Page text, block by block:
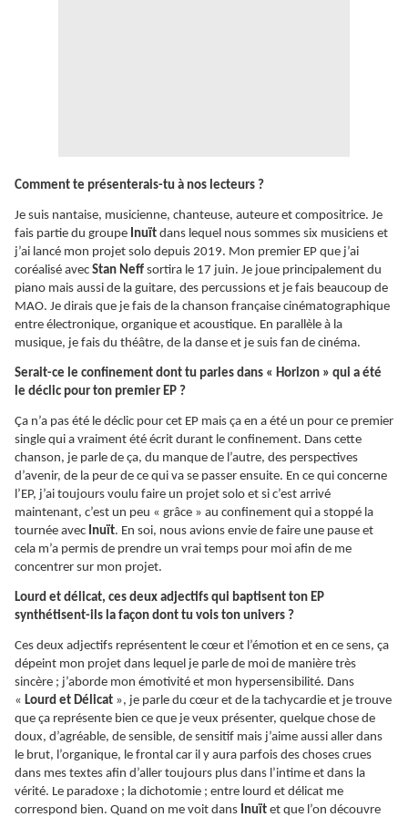
Comment te présenterais-tu à nos lecteurs ?
Je suis nantaise, musicienne, chanteuse, auteure et compositrice. Je
fais partie du groupe Inuït dans lequel nous sommes six musiciens et
j’ai lancé mon projet solo depuis 2019. Mon premier EP que j’ai
coréalisé avec Stan Neff sortira le 17 juin. Je joue principalement du
piano mais aussi de la guitare, des percussions et je fais beaucoup de
MAO. Je dirais que je fais de la chanson française cinématographique
entre électronique, organique et acoustique. En parallèle à la
musique, je fais du théâtre, de la danse et je suis fan de cinéma.
Serait-ce le confinement dont tu parles dans « Horizon » qui a été
le déclic pour ton premier EP ?
Ça n’a pas été le déclic pour cet EP mais ça en a été un pour ce premier
single qui a vraiment été écrit durant le confinement. Dans cette
chanson, je parle de ça, du manque de l’autre, des perspectives
d’avenir, de la peur de ce qui va se passer ensuite. En ce qui concerne
l’EP, j’ai toujours voulu faire un projet solo et si c’est arrivé
maintenant, c’est un peu « grâce » au confinement qui a stoppé la
tournée avec Inuït. En soi, nous avions envie de faire une pause et
cela m’a permis de prendre un vrai temps pour moi afin de me
concentrer sur mon projet.
Lourd et délicat, ces deux adjectifs qui baptisent ton EP
synthétisent-ils la façon dont tu vois ton univers ?
Ces deux adjectifs représentent le cœur et l’émotion et en ce sens, ça
dépeint mon projet dans lequel je parle de moi de manière très
sincère ; j’aborde mon émotivité et mon hypersensibilité. Dans
« Lourd et Délicat », je parle du cœur et de la tachycardie et je trouve
que ça représente bien ce que je veux présenter, quelque chose de
doux, d’agréable, de sensible, de sensitif mais j’aime aussi aller dans
le brut, l’organique, le frontal car il y aura parfois des choses crues
dans mes textes afin d’aller toujours plus dans l’intime et dans la
vérité. Le paradoxe ; la dichotomie ; entre lourd et délicat me
correspond bien. Quand on me voit dans Inuït et que l’on découvre